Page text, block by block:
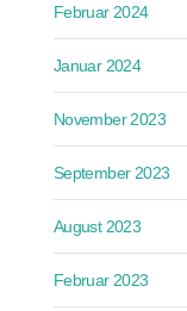
Februar 2024
Januar 2024
November 2023
September 2023
August 2023
Februar 2023